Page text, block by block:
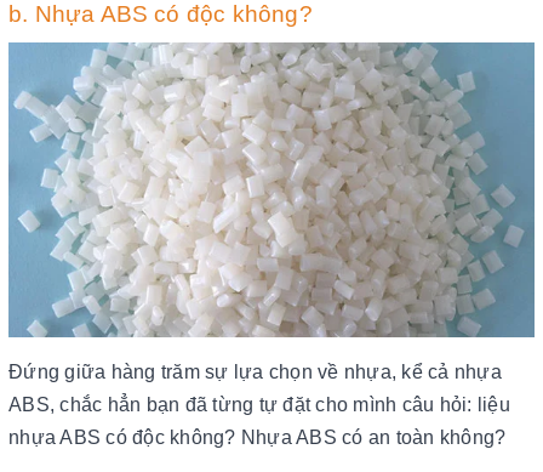
b. Nhựa ABS có độc không?
Đứng giữa hàng trăm sự lựa chọn về nhựa, kể cả nhựa
ABS, chắc hẳn bạn đã từng tự đặt cho mình câu hỏi: liệu
nhựa ABS có độc không? Nhựa ABS có an toàn không?